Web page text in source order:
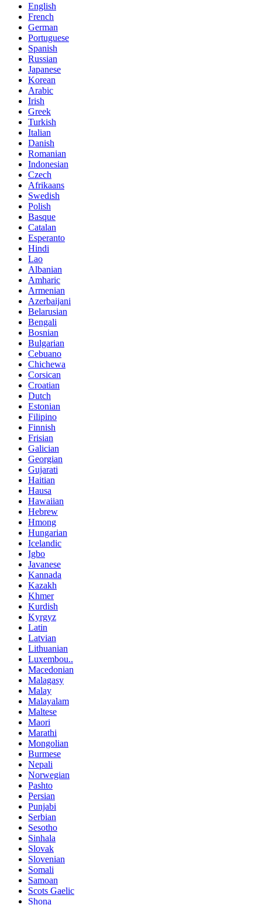
English
French
German
Portuguese
Spanish
Russian
Japanese
Korean
Arabic
Irish
Greek
Turkish
Italian
Danish
Romanian
Indonesian
Czech
Afrikaans
Swedish
Polish
Basque
Catalan
Esperanto
Hindi
Lao
Albanian
Amharic
Armenian
Azerbaijani
Belarusian
Bengali
Bosnian
Bulgarian
Cebuano
Chichewa
Corsican
Croatian
Dutch
Estonian
Filipino
Finnish
Frisian
Galician
Georgian
Gujarati
Haitian
Hausa
Hawaiian
Hebrew
Hmong
Hungarian
Icelandic
Igbo
Javanese
Kannada
Kazakh
Khmer
Kurdish
Kyrgyz
Latin
Latvian
Lithuanian
Luxembou..
Macedonian
Malagasy
Malay
Malayalam
Maltese
Maori
Marathi
Mongolian
Burmese
Nepali
Norwegian
Pashto
Persian
Punjabi
Serbian
Sesotho
Sinhala
Slovak
Slovenian
Somali
Samoan
Scots Gaelic
Shona